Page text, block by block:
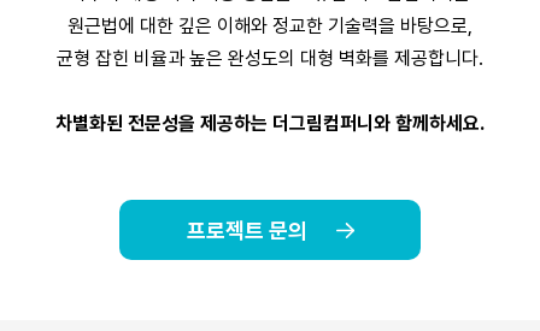
원근법에 대한 깊은 이해와 정교한 기술력을 바탕으로,
균형 잡힌 비율과 높은 완성도의 대형 벽화를 제공합니다.
차별화된 전문성을 제공하는 더그림컴퍼니와 함께하세요.
프로젝트 문의